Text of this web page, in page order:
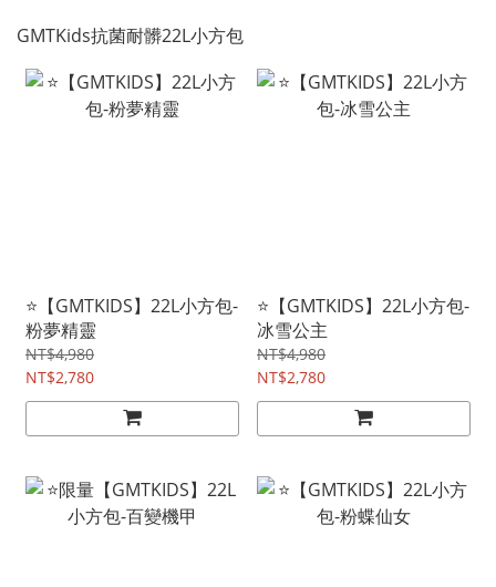
GMTKids抗菌耐髒22L小方包
⭐【GMTKIDS】22L小方包-
粉夢精靈
NT$4,980
NT$2,780
⭐【GMTKIDS】22L小方包-
冰雪公主
NT$4,980
NT$2,780